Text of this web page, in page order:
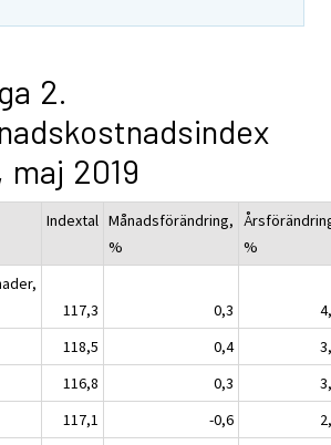
2.
maj 2019
Indextal Månadsförändring,
%
%
117,3 0,3
118,5 0,4
116,8 0,3
117,1 -0,6